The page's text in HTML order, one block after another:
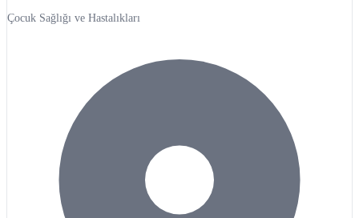
Çocuk Sağlığı ve Hastalıkları